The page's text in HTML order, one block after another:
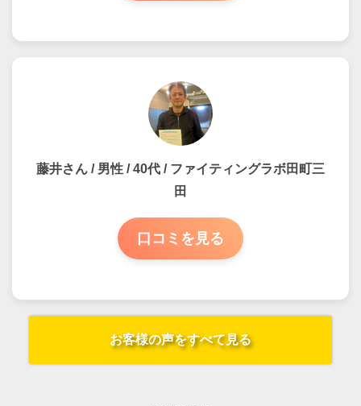
藤井さん / 男性 / 40代 / ファイティングラボ田町三
田
口コミを見る
お客様の声をすべて見る